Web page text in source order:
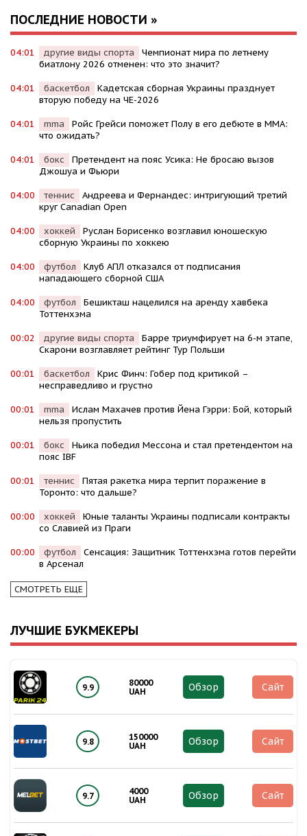
ПОСЛЕДНИЕ НОВОСТИ »
04:01 другие виды спорта
Чемпионат мира по летнему
биатлону 2026 отменен: что это значит?
04:01 баскетбол
Кадетская сборная Украины празднует
вторую победу на ЧЕ-2026
04:01 mma
Ройс Грейси поможет Полу в его дебюте в MMA:
что ожидать?
04:01 бокс
Претендент на пояс Усика: Не бросаю вызов
Джошуа и Фьюри
04:00 теннис
Андреева и Фернандес: интригующий третий
круг Canadian Open
04:00 хоккей
Руслан Борисенко возглавил юношескую
сборную Украины по хоккею
04:00 футбол
Клуб АПЛ отказался от подписания
нападающего сборной США
04:00 футбол
Бешикташ нацелился на аренду хавбека
Тоттенхэма
00:02 другие виды спорта
Барре триумфирует на 6-м этапе,
Скарони возглавляет рейтинг Тур Польши
00:01 баскетбол
Крис Финч: Гобер под критикой –
несправедливо и грустно
00:01 mma
Ислам Махачев против Йена Гэрри: Бой, который
нельзя пропустить
00:01 бокс
Ньика победил Мессона и стал претендентом на
пояс IBF
00:01 теннис
Пятая ракетка мира терпит поражение в
Торонто: что дальше?
00:00 хоккей
Юные таланты Украины подписали контракты
со Славией из Праги
00:00 футбол
Сенсация: Защитник Тоттенхэма готов перейти
в Арсенал
СМОТРЕТЬ ЕЩЕ
ЛУЧШИЕ БУКМЕКЕРЫ
9.9
80000
UAH
Обзор Сайт
9.8
150000
UAH
Обзор Сайт
9.7
4000
UAH
Обзор Сайт